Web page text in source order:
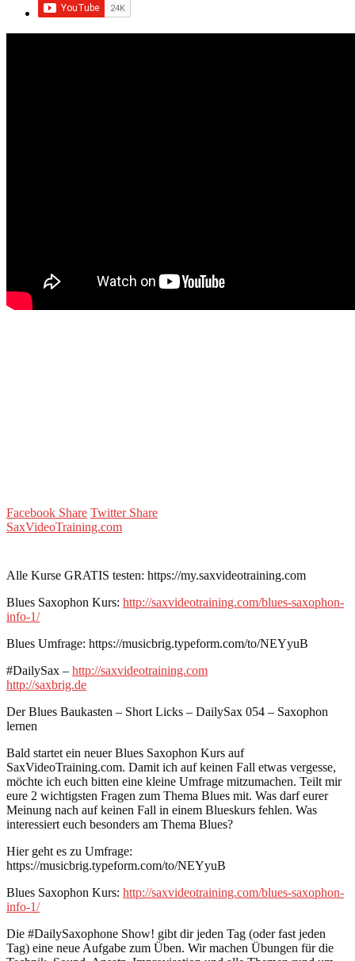
Facebook Share Twitter Share
SaxVideoTraining.com
Alle Kurse GRATIS testen: https://my.saxvideotraining.com
Blues Saxophon Kurs: http://saxvideotraining.com/blues-saxophon-
info-1/
Blues Umfrage: https://musicbrig.typeform.com/to/NEYyuB
#DailySax – http://saxvideotraining.com
http://saxbrig.de
Der Blues Baukasten – Short Licks – DailySax 054 – Saxophon
lernen
Bald startet ein neuer Blues Saxophon Kurs auf
SaxVideoTraining.com. Damit ich auf keinen Fall etwas vergesse,
möchte ich euch bitten eine kleine Umfrage mitzumachen. Teilt mir
eure 2 wichtigsten Fragen zum Thema Blues mit. Was darf eurer
Meinung nach auf keinen Fall in einem Blueskurs fehlen. Was
interessiert euch besonders am Thema Blues?
Hier geht es zu Umfrage:
https://musicbrig.typeform.com/to/NEYyuB
Blues Saxophon Kurs: http://saxvideotraining.com/blues-saxophon-
info-1/
Die #DailySaxophone Show! gibt dir jeden Tag (oder fast jeden
Tag) eine neue Aufgabe zum Üben. Wir machen Übungen für die